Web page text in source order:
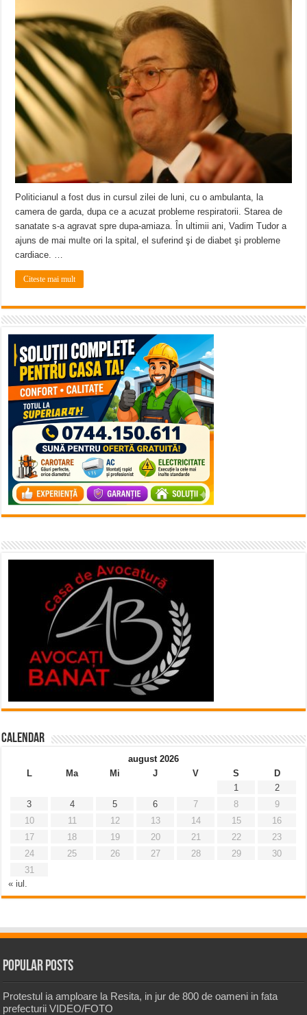
ANUNŢ OPRIRE APĂ în CARANSEBEȘ avarie
ANUNȚ OPRIRE APĂ în Reșița, cartier Țerova – avarie – 04.08.2026
Politicianul a fost dus in cursul zilei de luni, cu o ambulanta, la
camera de garda, dupa ce a acuzat probleme respiratorii. Starea de
sanatate s-a agravat spre dupa-amiaza. În ultimii ani, Vadim Tudor a
ajuns de mai multe ori la spital, el suferind şi de diabet şi probleme
cardiace. …
Citeste mai mult
Calendar
august 2026
L
Ma Mi J V S
D
1
2
3
4 5 6 7 8
9
10
11 12 13 14 15
16
17
18 19 20 21 22
23
24
25 26 27 28 29
30
31
« iul.
Popular Posts
Protestul ia amploare la Resita, in jur de 800 de oameni in fata
prefecturii VIDEO/FOTO